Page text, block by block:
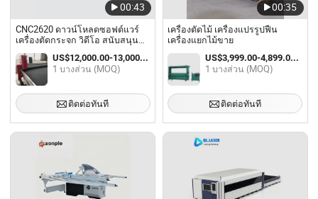
00:43
CNC2620 ดาวน์โหลดซอฟต์แวร์
เครื่องตัดกระจก วิดีโอ สนับสนุน
ทางเทคนิค
US$12,000.00-13,000.00 / บางส่วน
1 บางส่วน (MOQ)
ติดต่อทันที
00:35
เครื่องตัดไม้ เครื่องแปรรูปฟืน
เครื่องแยกไม้ขาย
US$3,999.00-4,899.00 / บางส่วน
1 บางส่วน (MOQ)
ติดต่อทันที